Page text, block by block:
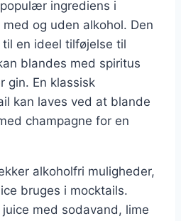
ingrediens i
og uden alkohol. Den
en ideel tilføjelse til
blandes med spiritus
gin. En klassisk
kan laves ved at blande
champagne for en
alkoholfri muligheder,
bruges i mocktails.
med sodavand, lime